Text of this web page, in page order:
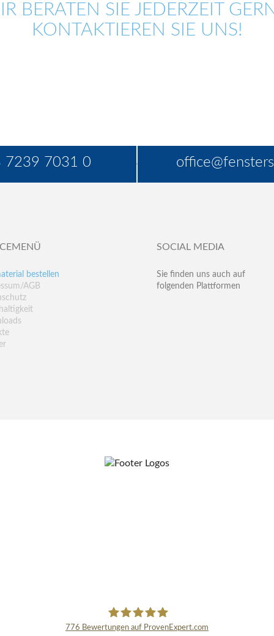
BERATEN SIE JEDERZEIT
KONTAKTIEREN SIE UNS!
7239 7031 0
bestellen
AGB
SOCIAL MEDIA
Sie finden uns auch auf
folgenden Plattformen
776 Bewertungen auf ProvenExpert.com